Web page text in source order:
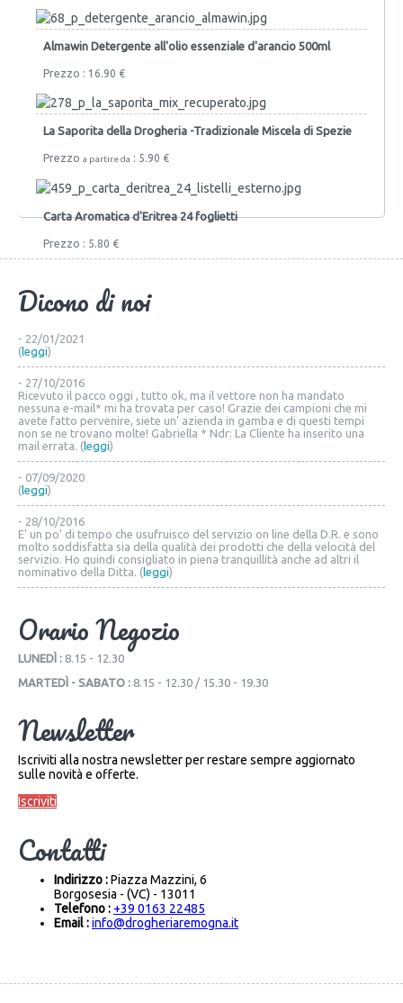
Almawin Detergente all'olio essenziale d'arancio 500ml
Prezzo : 16.90 €
La Saporita della Drogheria -Tradizionale Miscela di Spezie
Prezzo a partire da : 5.90 €
Carta Aromatica d'Eritrea 24 foglietti
Prezzo : 5.80 €
Dicono di noi
- 22/01/2021
(leggi)
- 27/10/2016
Ricevuto il pacco oggi , tutto ok, ma il vettore non ha mandato
nessuna e-mail* mi ha trovata per caso! Grazie dei campioni che mi
avete fatto pervenire, siete un' azienda in gamba e di questi tempi
non se ne trovano molte! Gabriella * Ndr: La Cliente ha inserito una
mail errata. (leggi)
- 07/09/2020
(leggi)
- 28/10/2016
E' un po' di tempo che usufruisco del servizio on line della D.R. e sono
molto soddisfatta sia della qualità dei prodotti che della velocità del
servizio. Ho quindi consigliato in piena tranquillità anche ad altri il
nominativo della Ditta. (leggi)
Orario Negozio
LUNEDÌ : 8.15 - 12.30
MARTEDÌ - SABATO : 8.15 - 12.30 / 15.30 - 19.30
Newsletter
Iscriviti alla nostra newsletter per restare sempre aggiornato
sulle novità e offerte.
Iscriviti
Contatti
Indirizzo :Piazza Mazzini, 6
Borgosesia - (VC) - 13011
Telefono : +39 0163 22485
Email :info@drogheriaremogna.it